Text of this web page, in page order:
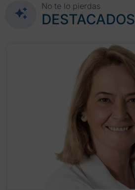
No te lo pierdas
DESTACADOS